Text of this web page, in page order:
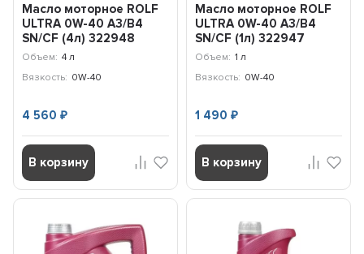
Масло моторное ROLF
ULTRA 0W-40 A3/B4
SN/CF (4л) 322948
Объем: 4 л
Вязкость: 0W-40
4 560₽
В корзину
Масло моторное ROLF
ULTRA 0W-40 A3/B4
SN/CF (1л) 322947
Объем: 1 л
Вязкость: 0W-40
1 490 ₽
В корзину